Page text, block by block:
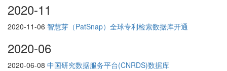
2020-11
2020-11-06 智慧芽（PatSnap）全球专利检索数据库开通
2020-06
2020-06-08 中国研究数据服务平台(CNRDS)数据库